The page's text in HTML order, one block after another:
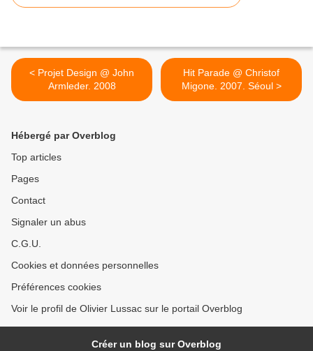
< Projet Design @ John
Armleder. 2008
Hit Parade @ Christof
Migone. 2007. Séoul >
Hébergé par Overblog
Top articles
Pages
Contact
Signaler un abus
C.G.U.
Cookies et données personnelles
Préférences cookies
Voir le profil de Olivier Lussac sur le portail Overblog
Créer un blog sur Overblog